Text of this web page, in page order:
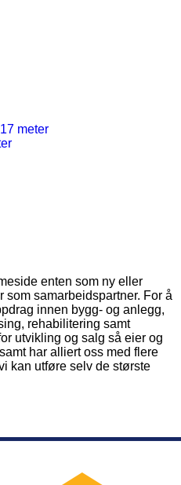
meter
enten som ny eller
som samarbeidspartner. For å
innen bygg- og anlegg,
rehabilitering samt
utvikling og salg så eier og
har alliert oss med flere
kan utføre selv de største